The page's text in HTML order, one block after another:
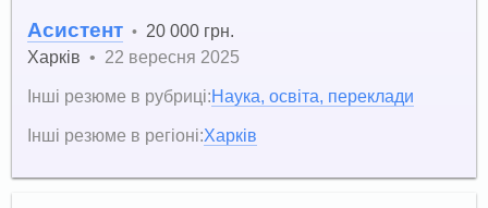
Асистент • 20 000 грн.
Харків • 22 вересня 2025
Інші резюме в рубриці:Наука, освіта, переклади
Інші резюме в регіоні:Харків